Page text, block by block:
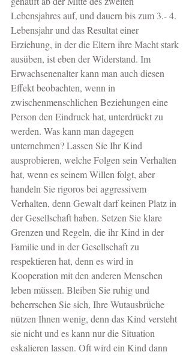
Lebensjahres auf, und dauern bis zum 3.- 4.
Lebensjahr und das Resultat einer
Erziehung, in der die Eltern ihre Macht stark
ausüben, ist eben der Widerstand. Im
Erwachsenenalter kann man auch diesen
Effekt beobachten, wenn in
zwischenmenschlichen Beziehungen eine
Person den Eindruck hat, unterdrückt zu
werden. Was kann man dagegen
unternehmen? Lassen Sie Ihr Kind
ausprobieren, welche Folgen sein Verhalten
hat, wenn es seinem Willen folgt, aber
handeln Sie rigoros bei aggressivem
Verhalten, denn Gewalt darf keinen Platz in
der Gesellschaft haben. Setzen Sie klare
Grenzen und Regeln, die ihr Kind in der
Familie und in der Gesellschaft zu
respektieren hat, denn es wird in
Kooperation mit den anderen Menschen
leben müssen. Bleiben Sie ruhig und
beherrschen Sie sich, Ihre Wutausbrüche
nützen Ihnen wenig, denn das Kind versteht
sie nicht und es kann nur die Situation
eskalieren lassen. Oft wird ein Kind dann